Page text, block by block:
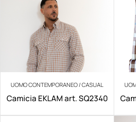
UOMO CONTEMPORANEO / CASUAL
Camicia EKLAM art. SQ2340